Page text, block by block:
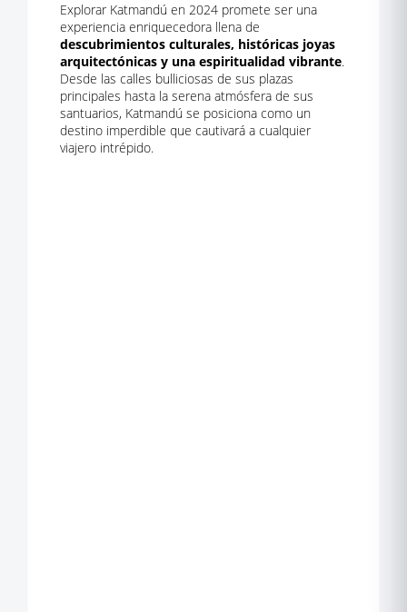
Explorar Katmandú en 2024 promete ser una
experiencia enriquecedora llena de
descubrimientos culturales, históricas joyas
arquitectónicas y una espiritualidad vibrante.
Desde las calles bulliciosas de sus plazas
principales hasta la serena atmósfera de sus
santuarios, Katmandú se posiciona como un
destino imperdible que cautivará a cualquier
viajero intrépido.